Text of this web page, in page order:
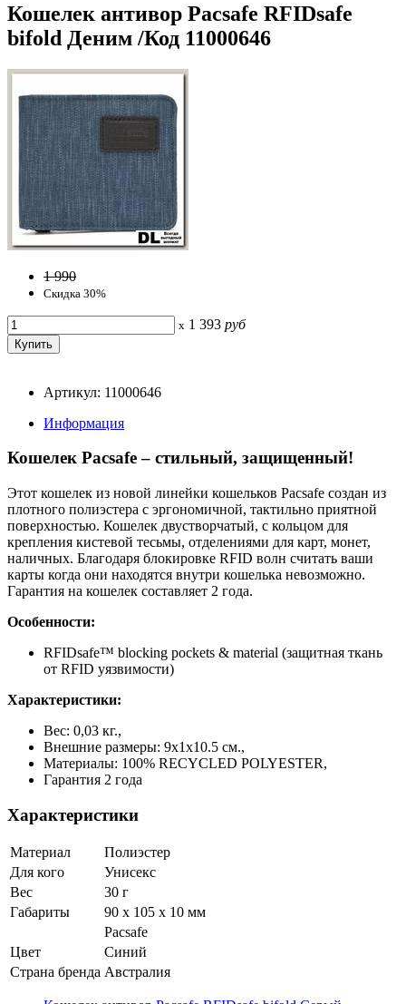
Кошелек антивор Pacsafe RFIDsafe
bifold Деним /Код 11000646
1 990
Скидка 30%
x 1 393 руб
Артикул: 11000646
Информация
Кошелек Pacsafe – стильный, защищенный!
Этот кошелек из новой линейки кошельков Pacsafe создан из
плотного полиэстера с эргономичной, тактильно приятной
поверхностью. Кошелек двустворчатый, с кольцом для
крепления кистевой тесьмы, отделениями для карт, монет,
наличных. Благодаря блокировке RFID волн считать ваши
карты когда они находятся внутри кошелька невозможно.
Гарантия на кошелек составляет 2 года.
Особенности:
RFIDsafe™ blocking pockets & material (защитная ткань
от RFID уязвимости)
Характеристики:
Вес: 0,03 кг.,
Внешние размеры: 9х1х10.5 см.,
Материалы: 100% RECYCLED POLYESTER,
Гарантия 2 года
Характеристики
Материал
Полиэстер
Для кого
Унисекс
Вес
30 г
Габариты
90 x 105 x 10 мм
Pacsafe
Цвет
Синий
Страна бренда Австралия